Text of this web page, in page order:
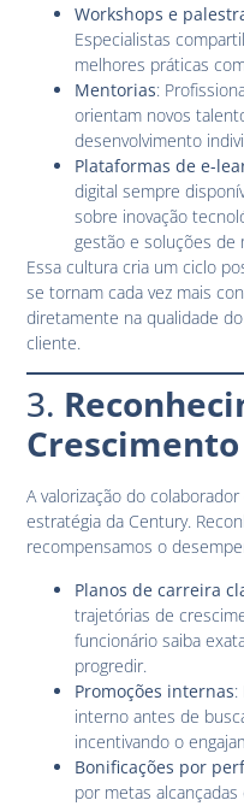
Workshops e
Especialistas
melhores práticas
Mentorias:
orientam novos
desenvolvimento
Plataformas de e-
digital sempre
sobre inovação
gestão e soluções de
Essa cultura cria um ciclo
se tornam cada vez mais
diretamente na qualidade
cliente.
3.
A valorização do
estratégia da Century.
recompensamos o
Planos de carreira
trajetórias de
funcionário saiba
progredir.
Promoções internas:
interno antes de
incentivando o
Bonificações por
por metas